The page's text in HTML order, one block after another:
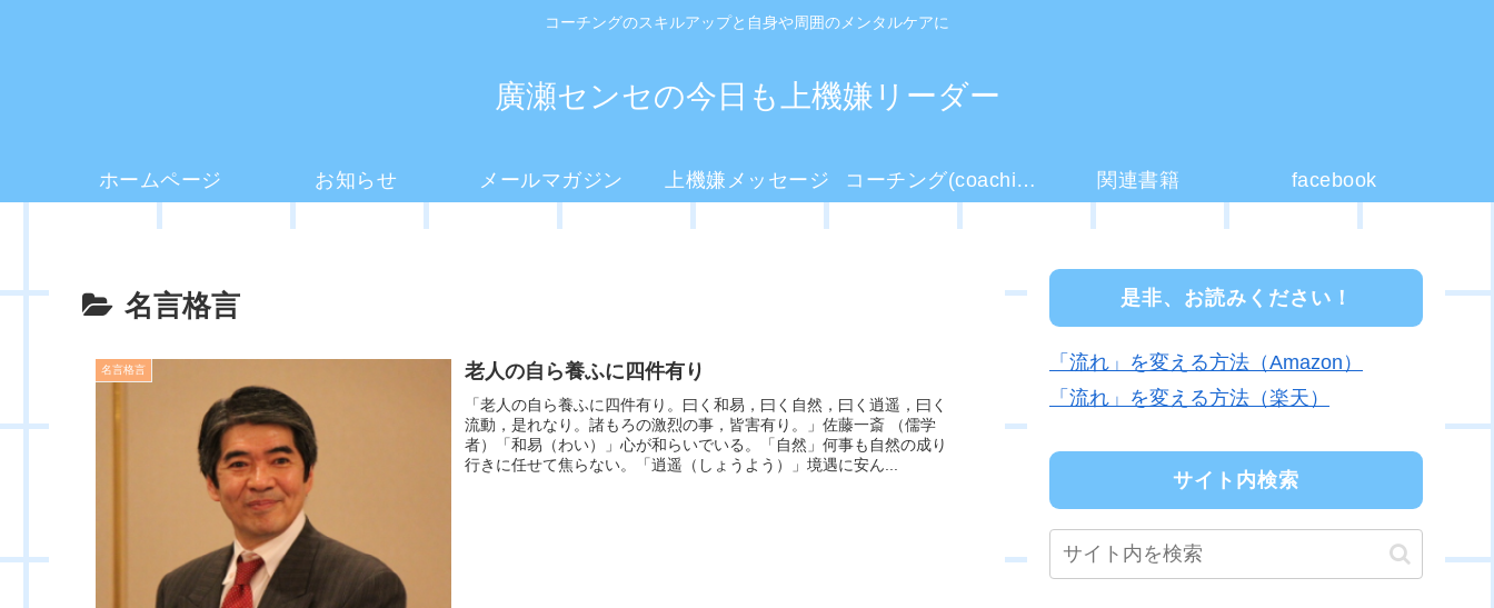
コーチングのスキルアップと自身や周囲のメンタルケアに
廣瀬センセの今日も上機嫌リーダー
ホームページ お知らせ メールマガジン 上機嫌メッセージ コーチング(coaching)とは？ 関連書籍 facebook
名言格言
名言格言 老人の自ら養ふに四件有り
「老人の自ら養ふに四件有り。曰く和易，曰く自然，曰く逍遥，曰く
流動，是れなり。諸もろの激烈の事，皆害有り。」佐藤一斎 （儒学
者）「和易（わい）」心が和らいでいる。「自然」何事も自然の成り
行きに任せて焦らない。「逍遥（しょうよう）」境遇に安ん...
是非、お読みください！
「流れ」を変える方法（Amazon）
「流れ」を変える方法（楽天）
サイト内検索